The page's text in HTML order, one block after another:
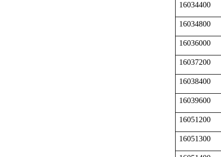
16034400
16034800
16036000
16037200
16038400
16039600
16051200
16051300